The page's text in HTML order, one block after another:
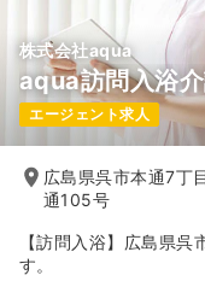
株式会社aqua
aqua訪問入浴
エージェント求人
広島県呉市本通7丁
通105号
【訪問入浴】広島県
す。